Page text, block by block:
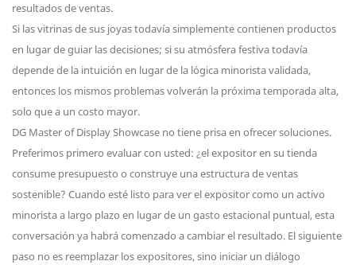
resultados de ventas.
Si las vitrinas de sus joyas todavía simplemente contienen productos
en lugar de guiar las decisiones; si su atmósfera festiva todavía
depende de la intuición en lugar de la lógica minorista validada,
entonces los mismos problemas volverán la próxima temporada alta,
solo que a un costo mayor.
DG Master of Display Showcase no tiene prisa en ofrecer soluciones.
Preferimos primero evaluar con usted: ¿el expositor en su tienda
consume presupuesto o construye una estructura de ventas
sostenible? Cuando esté listo para ver el expositor como un activo
minorista a largo plazo en lugar de un gasto estacional puntual, esta
conversación ya habrá comenzado a cambiar el resultado. El siguiente
paso no es reemplazar los expositores, sino iniciar un diálogo